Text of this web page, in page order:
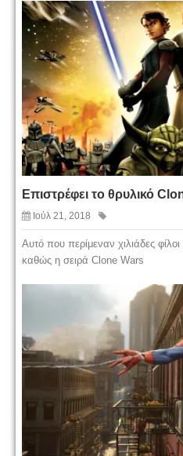
Επιστρέφει το θρυλικό
Ιούλ 21, 2018
Αυτό που περίμεναν χιλιάδες
καθώς η σειρά Clone Wars